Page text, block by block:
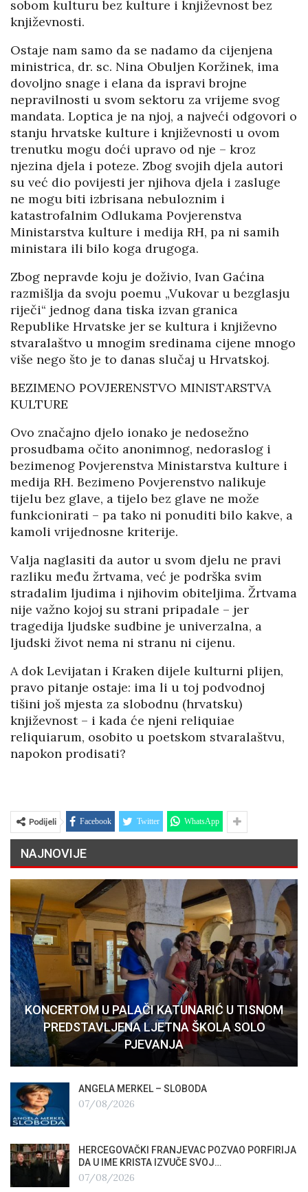
sobom kulturu bez kulture i književnost bez
književnosti.
Ostaje nam samo da se nadamo da cijenjena
ministrica, dr. sc. Nina Obuljen Koržinek, ima
dovoljno snage i elana da ispravi brojne
nepravilnosti u svom sektoru za vrijeme svog
mandata. Loptica je na njoj, a najveći odgovori o
stanju hrvatske kulture i književnosti u ovom
trenutku mogu doći upravo od nje – kroz
njezina djela i poteze. Zbog svojih djela autori
su već dio povijesti jer njihova djela i zasluge
ne mogu biti izbrisana nebuloznim i
katastrofalnim Odlukama Povjerenstva
Ministarstva kulture i medija RH, pa ni samih
ministara ili bilo koga drugoga.
Zbog nepravde koju je doživio, Ivan Gaćina
razmišlja da svoju poemu „Vukovar u bezglasju
riječi“ jednog dana tiska izvan granica
Republike Hrvatske jer se kultura i književno
stvaralaštvo u mnogim sredinama cijene mnogo
više nego što je to danas slučaj u Hrvatskoj.
BEZIMENO POVJERENSTVO MINISTARSTVA
KULTURE
Ovo značajno djelo ionako je nedosežno
prosudbama očito anonimnog, nedoraslog i
bezimenog Povjerenstva Ministarstva kulture i
medija RH. Bezimeno Povjerenstvo nalikuje
tijelu bez glave, a tijelo bez glave ne može
funkcionirati – pa tako ni ponuditi bilo kakve, a
kamoli vrijednosne kriterije.
Valja naglasiti da autor u svom djelu ne pravi
razliku među žrtvama, već je podrška svim
stradalim ljudima i njihovim obiteljima. Žrtvama
nije važno kojoj su strani pripadale – jer
tragedija ljudske sudbine je univerzalna, a
ljudski život nema ni stranu ni cijenu.
A dok Levijatan i Kraken dijele kulturni plijen,
pravo pitanje ostaje: ima li u toj podvodnoj
tišini još mjesta za slobodnu (hrvatsku)
književnost – i kada će njeni reliquiae
reliquiarum, osobito u poetskom stvaralaštvu,
napokon prodisati?
Podijeli Facebook Twitter WhatsApp
NAJNOVIJE
KONCERTOM U PALAČI KATUNARIĆ U TISNOM
PREDSTAVLJENA LJETNA ŠKOLA SOLO
PJEVANJA
ANGELA MERKEL – SLOBODA
07/08/2026
HERCEGOVAČKI FRANJEVAC POZVAO PORFIRIJA
DA U IME KRISTA IZVUČE SVOJ…
07/08/2026